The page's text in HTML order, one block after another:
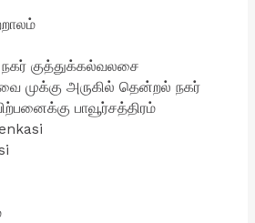
குத்துக்கல்வலசை
முக்கு அருகில் தென்றல் நகர்
பாவூர்சத்திரம்